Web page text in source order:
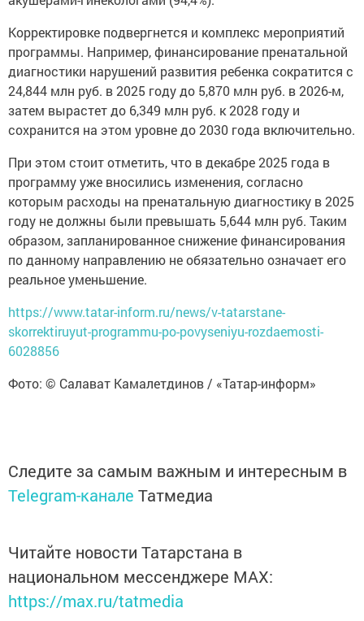
Корректировке подвергнется и комплекс мероприятий
программы. Например, финансирование пренатальной
диагностики нарушений развития ребенка сократится с
24,844 млн руб. в 2025 году до 5,870 млн руб. в 2026-м,
затем вырастет до 6,349 млн руб. к 2028 году и
сохранится на этом уровне до 2030 года включительно.
При этом стоит отметить, что в декабре 2025 года в
программу уже вносились изменения, согласно
которым расходы на пренатальную диагностику в 2025
году не должны были превышать 5,644 млн руб. Таким
образом, запланированное снижение финансирования
по данному направлению не обязательно означает его
реальное уменьшение.
https://www.tatar-inform.ru/news/v-tatarstane-
skorrektiruyut-programmu-po-povyseniyu-rozdaemosti-
6028856
Фото: © Салават Камалетдинов / «Татар-информ»
Следите за самым важным и интересным в
Telegram-канале Татмедиа
Читайте новости Татарстана в
национальном мессенджере MАХ:
https://max.ru/tatmedia